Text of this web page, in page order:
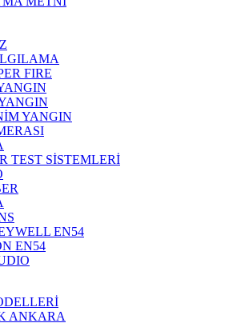
FIRE
YANGIN
TEST SİSTEMLERİ
EN54
EN54